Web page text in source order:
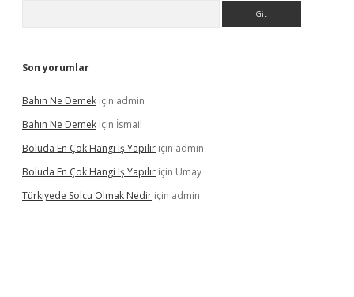
Son yorumlar
Bahın Ne Demek için admin
Bahın Ne Demek için İsmail
Boluda En Çok Hangi Iş Yapılır için admin
Boluda En Çok Hangi Iş Yapılır için Umay
Türkiyede Solcu Olmak Nedir için admin